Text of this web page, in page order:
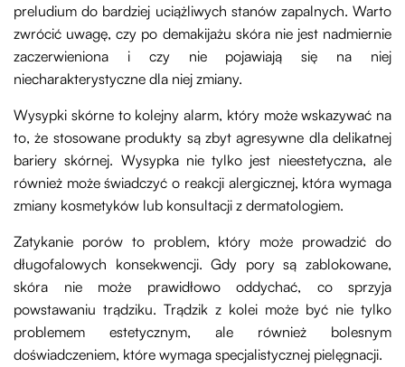
preludium do bardziej uciążliwych stanów zapalnych. Warto
zwrócić uwagę, czy po demakijażu skóra nie jest nadmiernie
zaczerwieniona i czy nie pojawiają się na niej
niecharakterystyczne dla niej zmiany.
Wysypki skórne to kolejny alarm, który może wskazywać na
to, że stosowane produkty są zbyt agresywne dla delikatnej
bariery skórnej. Wysypka nie tylko jest nieestetyczna, ale
również może świadczyć o reakcji alergicznej, która wymaga
zmiany kosmetyków lub konsultacji z dermatologiem.
Zatykanie porów to problem, który może prowadzić do
długofalowych konsekwencji. Gdy pory są zablokowane,
skóra nie może prawidłowo oddychać, co sprzyja
powstawaniu trądziku. Trądzik z kolei może być nie tylko
problemem estetycznym, ale również bolesnym
doświadczeniem, które wymaga specjalistycznej pielęgnacji.